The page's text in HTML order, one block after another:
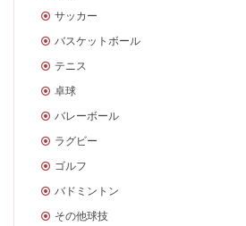
サッカー
バスケットボール
テニス
卓球
バレーボール
ラグビー
ゴルフ
バドミントン
その他球技